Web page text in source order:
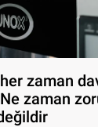
zaman
zaman